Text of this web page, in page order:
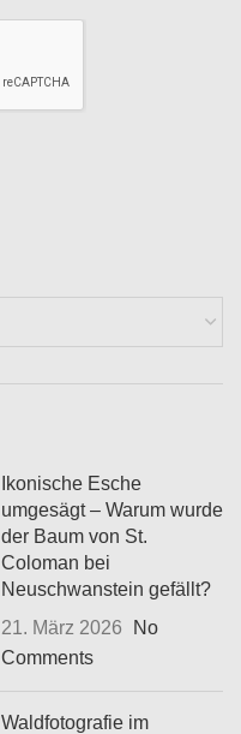
Ikonische Esche
umgesägt – Warum wurde
der Baum von St.
Coloman bei
Neuschwanstein gefällt?
21. März 2026
No
Comments
Waldfotografie im